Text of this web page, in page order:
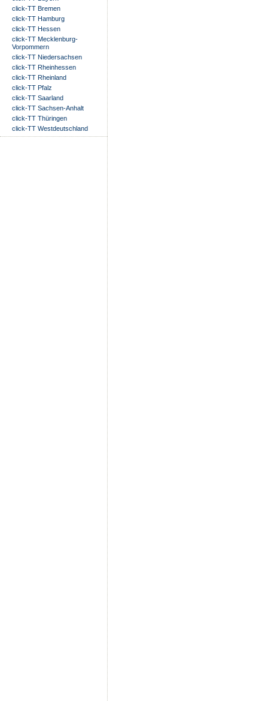
click-TT Bremen
click-TT Hamburg
click-TT Hessen
click-TT Mecklenburg-
Vorpommern
click-TT Niedersachsen
click-TT Rheinhessen
click-TT Rheinland
click-TT Pfalz
click-TT Saarland
click-TT Sachsen-Anhalt
click-TT Thüringen
click-TT Westdeutschland